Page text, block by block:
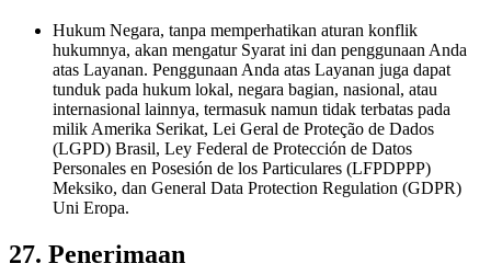
Hukum Negara, tanpa memperhatikan aturan konflik
hukumnya, akan mengatur Syarat ini dan penggunaan Anda
atas Layanan. Penggunaan Anda atas Layanan juga dapat
tunduk pada hukum lokal, negara bagian, nasional, atau
internasional lainnya, termasuk namun tidak terbatas pada
milik Amerika Serikat, Lei Geral de Proteção de Dados
(LGPD) Brasil, Ley Federal de Protección de Datos
Personales en Posesión de los Particulares (LFPDPPP)
Meksiko, dan General Data Protection Regulation (GDPR)
Uni Eropa.
27. Penerimaan